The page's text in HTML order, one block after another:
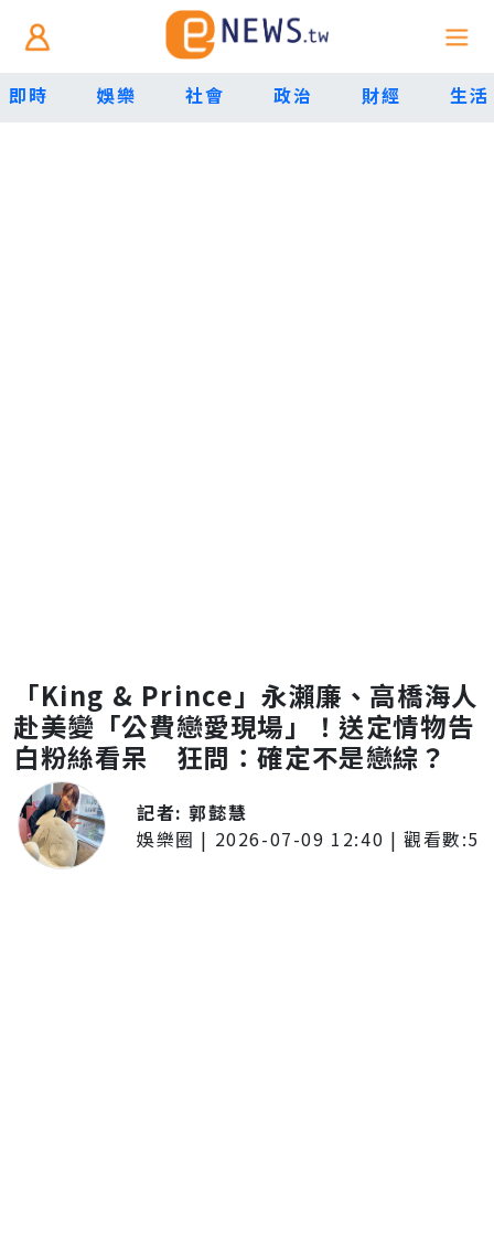
即時 娛樂 社會 政治 財經 生活
「King & Prince」永瀨廉、高橋海人
赴美變「公費戀愛現場」！送定情物告
白粉絲看呆 狂問：確定不是戀綜？
記者:郭懿慧
娛樂圈 | 2026-07-09 12:40 | 觀看數:5